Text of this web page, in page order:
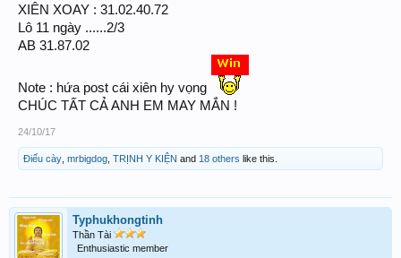
XIÊN XOAY : 31.02.40.72
Lô 11 ngày ......2/3
AB 31.87.02
Note : hứa post cái xiên hy vọng
CHÚC TẤT CẢ ANH EM MAY MẮN !
24/10/17
Điếu cày mrbigdog TRỊNH Y KIỆN and 18 others like this.
Typhukhongtinh
Thần Tài
Enthusiastic member